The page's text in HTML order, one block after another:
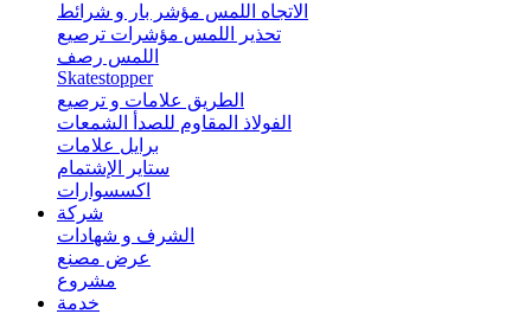
الاتجاه اللمس مؤشر بار و شرائط
تحذير اللمس مؤشرات ترصيع
اللمس رصف
Skatestopper
الطريق علامات و ترصيع
الفولاذ المقاوم للصدأ الشمعات
برايل علامات
ستاير الإشتمام
اكسسوارات
شركة
الشرف و شهادات
عرض مصنع
مشروع
خدمة